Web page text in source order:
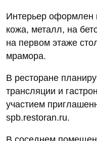
Интерьер оформлен
кожа, металл, на
на первом этаже
мрамора.
В ресторане
трансляции и
участием
spb.restoran.ru.